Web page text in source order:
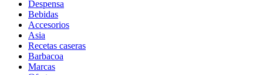
Despensa
Bebidas
Accesorios
Asia
Recetas caseras
Barbacoa
Marcas